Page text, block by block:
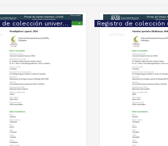
Registro de colección universitaria